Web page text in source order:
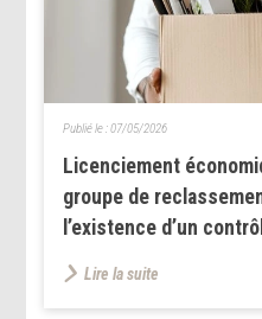
Licenciement
groupe de
l’existence d’un
Publié le :07/05/2026
Lire la suite